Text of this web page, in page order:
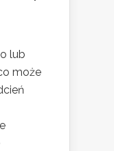
lub
może